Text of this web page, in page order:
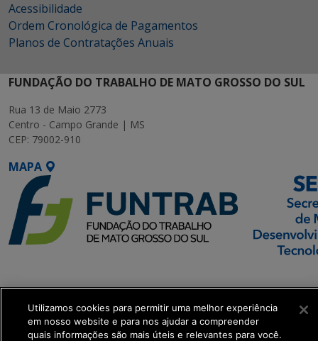
Acessibilidade
Ordem Cronológica de Pagamentos
Planos de Contratações Anuais
FUNDAÇÃO DO TRABALHO DE MATO GROSSO DO SUL
Rua 13 de Maio 2773
Centro - Campo Grande | MS
CEP: 79002-910
MAPA
Executiva de
Transformação Digital
Utilizamos cookies para permitir uma melhor experiência
em nosso website e para nos ajudar a compreender
quais informações são mais úteis e relevantes para você.